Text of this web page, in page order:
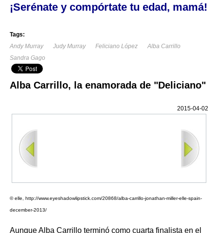
¡Serénate y compórtate tu edad, mamá!
Tags:
Andy Murray
Judy Murray Feliciano López
Alba Carrillo
Sandra Gago
Alba Carrillo, la enamorada de "Deliciano"
2015-04-02
© elle, http://www.eyeshadowlipstick.com/20868/alba-carrillo-jonathan-miller-elle-spain-
december-2013/
Aunque Alba Carrillo terminó como cuarta finalista en el